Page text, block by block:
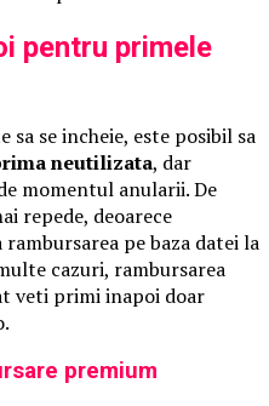
pentru primele
se incheie, este posibil sa
neutilizata, dar
momentul anularii. De
repede, deoarece
pe baza datei la
cazuri, rambursarea
veti primi inapoi doar
premium